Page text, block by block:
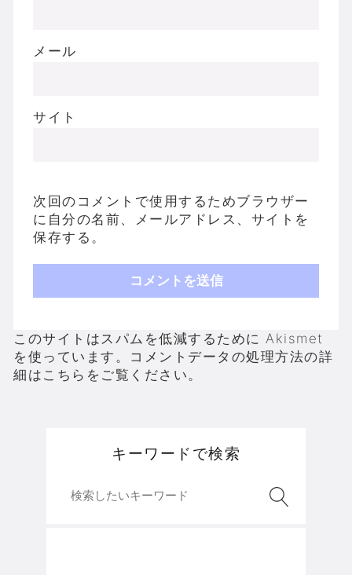
メール
サイト
次回のコメントで使用するためブラウザー
に自分の名前、メールアドレス、サイトを
保存する。
このサイトはスパムを低減するために Akismet
を使っています。 コメントデータの処理方法の詳
細はこちらをご覧ください。
キーワードで検索